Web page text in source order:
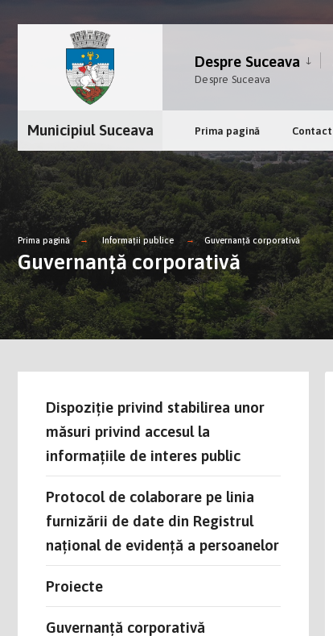
Despre Suceava
Despre Suceava
Municipiul Suceava Prima pagină Contact
Prima pagină Informații publice Guvernanță corporativă
Guvernanță corporativă
Dispoziție privind stabilirea unor
măsuri privind accesul la
informațiile de interes public
Protocol de colaborare pe linia
furnizării de date din Registrul
național de evidență a persoanelor
Proiecte
Guvernanță corporativă